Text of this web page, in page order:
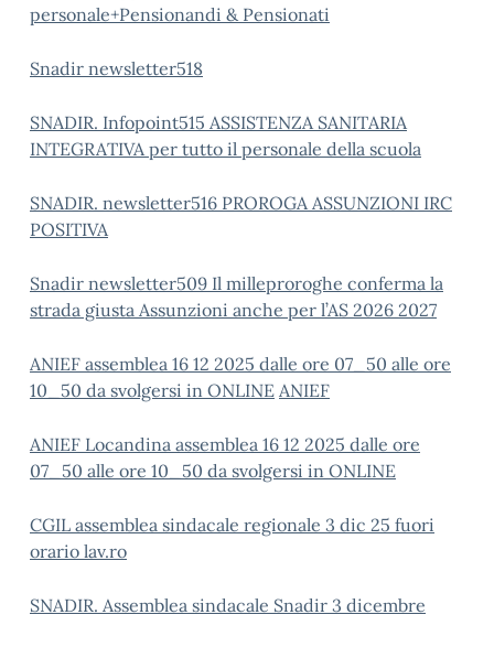
personale+Pensionandi & Pensionati
Snadir newsletter518
SNADIR. Infopoint515 ASSISTENZA SANITARIA
INTEGRATIVA per tutto il personale della scuola
SNADIR. newsletter516 PROROGA ASSUNZIONI IRC
POSITIVA
Snadir newsletter509 Il milleproroghe conferma la
strada giusta Assunzioni anche per l’AS 2026 2027
ANIEF assemblea 16 12 2025 dalle ore 07_50 alle ore
10_50 da svolgersi in ONLINE ANIEF
ANIEF Locandina assemblea 16 12 2025 dalle ore
07_50 alle ore 10_50 da svolgersi in ONLINE
CGIL assemblea sindacale regionale 3 dic 25 fuori
orario lav.ro
SNADIR. Assemblea sindacale Snadir 3 dicembre